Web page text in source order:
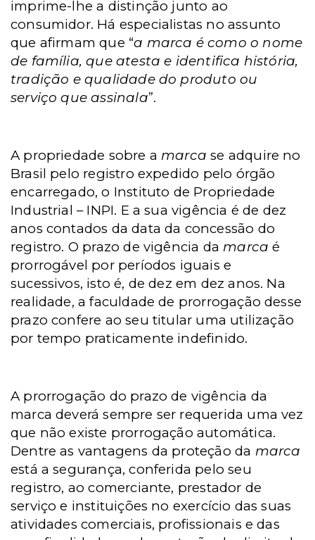
imprime-lhe a distinção junto ao
consumidor. Há especialistas no assunto
que afirmam que “a marca é como o nome
de família, que atesta e identifica história,
tradição e qualidade do produto ou
serviço que assinala”.
A propriedade sobre a marca se adquire no
Brasil pelo registro expedido pelo órgão
encarregado, o Instituto de Propriedade
Industrial – INPI. E a sua vigência é de dez
anos contados da data da concessão do
registro. O prazo de vigência da marca é
prorrogável por períodos iguais e
sucessivos, isto é, de dez em dez anos. Na
realidade, a faculdade de prorrogação desse
prazo confere ao seu titular uma utilização
por tempo praticamente indefinido.
A prorrogação do prazo de vigência da
marca deverá sempre ser requerida uma vez
que não existe prorrogação automática.
Dentre as vantagens da proteção da marca
está a segurança, conferida pelo seu
registro, ao comerciante, prestador de
serviço e instituições no exercício das suas
atividades comerciais, profissionais e das